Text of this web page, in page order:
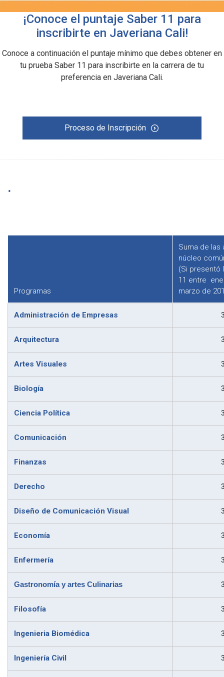
¡Conoce el puntaje Saber 11 para
inscribirte en Javeriana Cali!
Conoce a continuación el puntaje mínimo que debes obtener en
tu prueba Saber 11 para inscribirte en la carrera de tu
preferencia en Javeriana Cali.
Proceso de Inscripción
.
Programas
Suma de las
núcleo
(Si presentó
11 entre
marzo de
Administración de Empresas
Arquitectura
Artes Visuales
Biología
Ciencia Política
Comunicación
Finanzas
Derecho
Diseño de Comunicación Visual
Economía
Enfermería
Gastronomía y artes Culinarias
Filosofía
Ingenieria Biomédica
Ingeniería Civil